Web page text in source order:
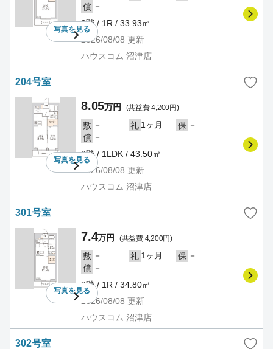
写真を見る
償 －
2階 / 1R / 33.93㎡
2026/08/08 更新
ハウスコム 沼津店
204号室
写真を見る
8.05万円 (共益費 4,200円)
敷 － 礼 1ヶ月 保 －
償 －
2階 / 1LDK / 43.50㎡
2026/08/08 更新
ハウスコム 沼津店
301号室
写真を見る
7.4万円 (共益費 4,200円)
敷 － 礼 1ヶ月 保 －
償 －
3階 / 1R / 34.80㎡
2026/08/08 更新
ハウスコム 沼津店
302号室